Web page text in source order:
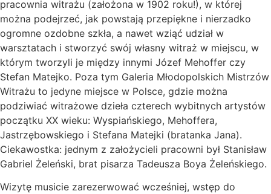
pracownia witrażu (założona w 1902 roku!), w której
można podejrzeć, jak powstają przepiękne i nierzadko
ogromne ozdobne szkła, a nawet wziąć udział w
warsztatach i stworzyć swój własny witraż w miejscu, w
którym tworzyli je między innymi Józef Mehoffer czy
Stefan Matejko. Poza tym Galeria Młodopolskich Mistrzów
Witrażu to jedyne miejsce w Polsce, gdzie można
podziwiać witrażowe dzieła czterech wybitnych artystów
początku XX wieku: Wyspiańskiego, Mehoffera,
Jastrzębowskiego i Stefana Matejki (bratanka Jana).
Ciekawostka: jednym z założycieli pracowni był Stanisław
Gabriel Żeleński, brat pisarza Tadeusza Boya Żeleńskiego.
Wizytę musicie zarezerwować wcześniej, wstęp do